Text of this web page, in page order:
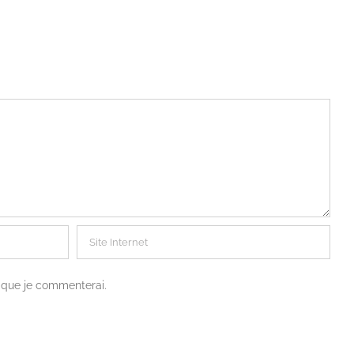
je commenterai.